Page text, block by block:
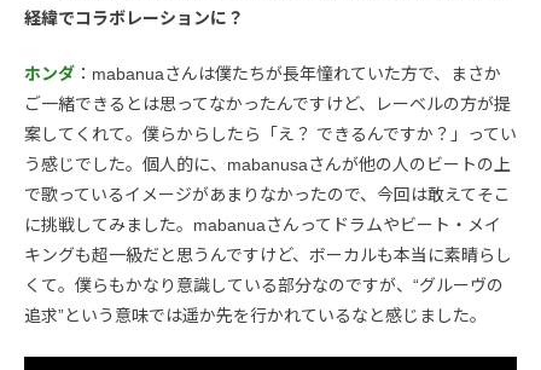
経緯でコラボレーションに？
ホンダ ：mabanuaさんは僕たちが長年憧れていた方で、まさか
ご一緒できるとは思ってなかったんですけど、レーベルの方が提
案してくれて。僕らからしたら「え？ できるんですか？」ってい
う感じでした。個人的に、mabanusaさんが他の人のビートの上
で歌っているイメージがあまりなかったので、今回は敢えてそこ
に挑戦してみました。mabanuaさんってドラムやビート・メイ
キングも超一級だと思うんですけど、ボーカルも本当に素晴らし
くて。僕らもかなり意識している部分なのですが、“グルーヴの
追求”という意味では遥か先を行かれているなと感じました。